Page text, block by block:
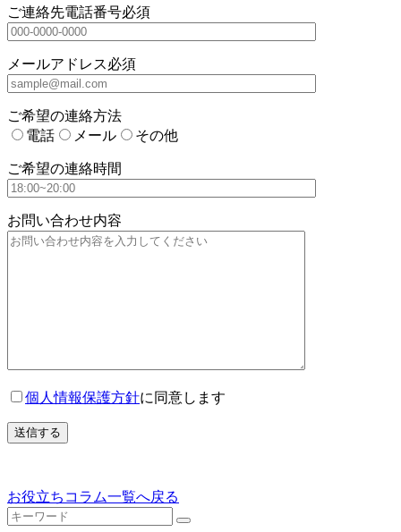
ご連絡先電話番号必須
メールアドレス必須
ご希望の連絡方法
電話
メール その他
ご希望の連絡時間
お問い合わせ内容
個人情報保護方針に同意します
お役立ちコラム一覧へ戻る